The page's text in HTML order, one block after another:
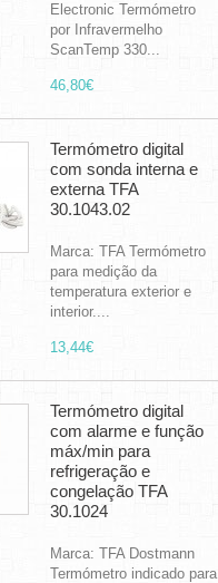
Electronic Termómetro
por Infravermelho
ScanTemp 330...
46,80€
Termómetro digital
com sonda interna e
externa TFA
30.1043.02
Marca: TFA Termómetro
para medição da
temperatura exterior e
interior....
13,44€
Termómetro digital
com alarme e função
máx/min para
refrigeração e
congelação TFA
30.1024
Marca: TFA Dostmann
Termómetro indicado para